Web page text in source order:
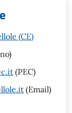
(CE)
(PEC)
(Email)